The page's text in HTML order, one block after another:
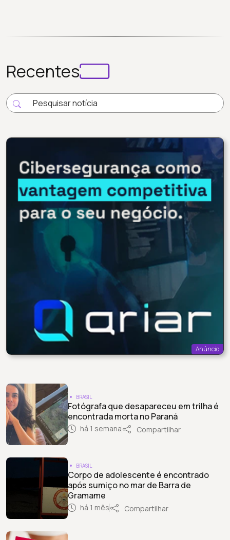
Recentes
Anúncio
BRASIL
Fotógrafa que desapareceu em trilha é
encontrada morta no Paraná
há 1 semana Compartilhar
BRASIL
Corpo de adolescente é encontrado
após sumiço no mar de Barra de
Gramame
há 1 mês Compartilhar